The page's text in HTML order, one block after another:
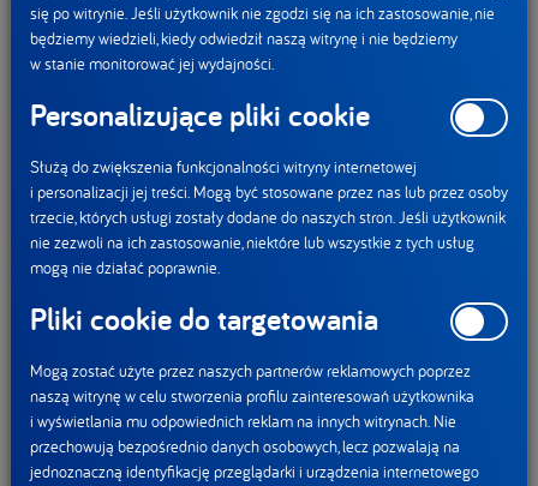
się po witrynie. Jeśli użytkownik nie zgodzi się na ich zastosowanie, nie
będziemy wiedzieli, kiedy odwiedził naszą witrynę i nie będziemy
w stanie monitorować jej wydajności.
Personalizujące pliki cookie
Służą do zwiększenia funkcjonalności witryny internetowej
i personalizacji jej treści. Mogą być stosowane przez nas lub przez osoby
trzecie, których usługi zostały dodane do naszych stron. Jeśli użytkownik
nie zezwoli na ich zastosowanie, niektóre lub wszystkie z tych usług
mogą nie działać poprawnie.
Pliki cookie do targetowania
Mogą zostać użyte przez naszych partnerów reklamowych poprzez
naszą witrynę w celu stworzenia profilu zainteresowań użytkownika
i wyświetlania mu odpowiednich reklam na innych witrynach. Nie
przechowują bezpośrednio danych osobowych, lecz pozwalają na
jednoznaczną identyfikację przeglądarki i urządzenia internetowego